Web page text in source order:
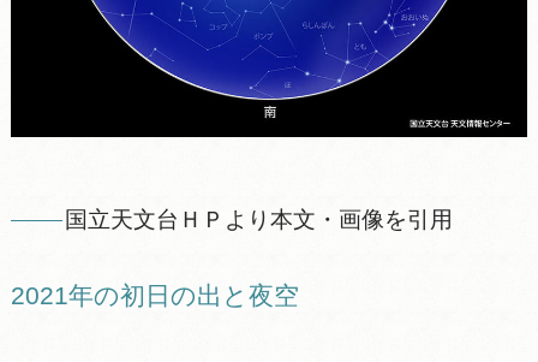
国立天文台ＨＰより本文・画像を引用
2021年の初日の出と夜空